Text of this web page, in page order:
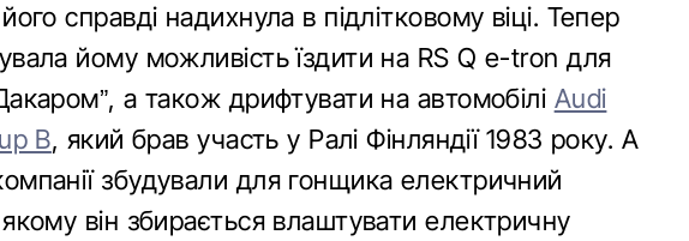
справді надихнула в підлітковому віці. Тепер
йому можливість їздити на RS Q e-tron для
а також дрифтувати на автомобілі Audi
B, який брав участь у Ралі Фінляндії 1983 року. А
збудували для гонщика електричний
він збирається влаштувати електричну